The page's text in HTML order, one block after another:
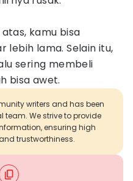
kamu bisa
lebih lama. Selain itu,
sering membeli
bisa awet.
writers and has been
team. We strive to provide
ensuring high
trustworthiness.